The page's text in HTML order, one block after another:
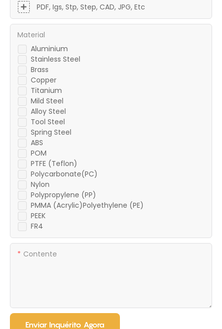
PDF, Igs, Stp, Step, CAD, JPG, Etc
Aluminium
Stainless Steel
Brass
Copper
Titanium
Mild Steel
Alloy Steel
Tool Steel
Spring Steel
ABS
POM
PTFE (Teflon)
Polycarbonate(PC)
Nylon
Polypropylene (PP)
PMMA (Acrylic)Polyethylene (PE)
PEEK
FR4
Material
Contente
Enviar Inquérito Agora